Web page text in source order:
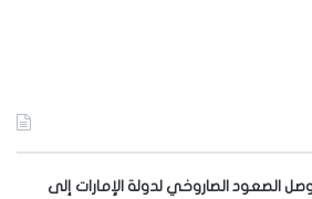
الصعود الصاروخي لدولة الإمارات إلى